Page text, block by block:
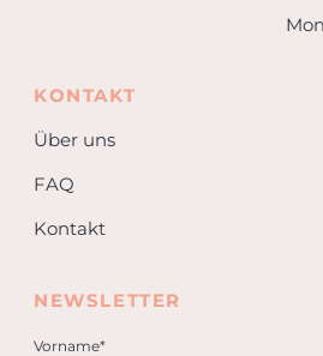
KONTAKT
Über uns
FAQ
Kontakt
NEWSLETTER
Vorname*